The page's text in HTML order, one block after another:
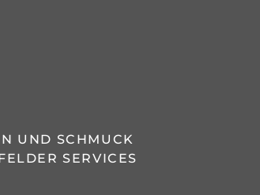
UND SCHMUCK
SERVICES